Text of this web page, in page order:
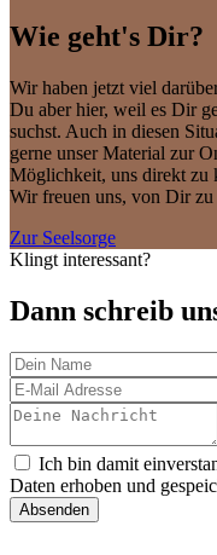
Wie geht's Dir?
Wir haben jetzt viel
Du aber hier, weil es Dir
suchst. Auch in diesen
gerne unser Material zur
Möglichkeit, uns direkt zu
Wir freuen uns, von Dir zu
Zur Seelsorge
Klingt interessant?
Dann schreib
Ich bin damit
Daten erhoben und
Absenden